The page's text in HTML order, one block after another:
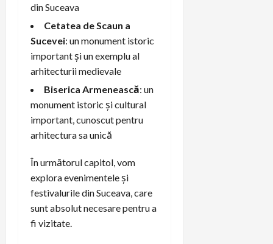
din Suceava
Cetatea de Scaun a
Sucevei: un monument istoric
important și un exemplu al
arhitecturii medievale
Biserica Armenească: un
monument istoric și cultural
important, cunoscut pentru
arhitectura sa unică
În următorul capitol, vom
explora evenimentele și
festivalurile din Suceava, care
sunt absolut necesare pentru a
fi vizitate.